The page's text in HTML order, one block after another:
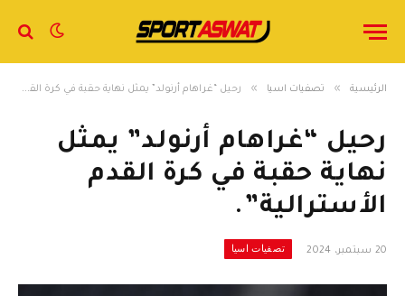
الرئيسية » تصفيات اسيا » رحيل “غراهام أرنولد” يمثل نهاية حقبة في كرة القدم الأسترالية”.
رحيل “غراهام أرنولد” يمثل
نهاية حقبة في كرة القدم
الأسترالية”.
20 سبتمبر، 2024 تصفيات اسيا